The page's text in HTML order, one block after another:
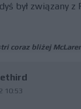
był związany
coraz bliżej
10:53